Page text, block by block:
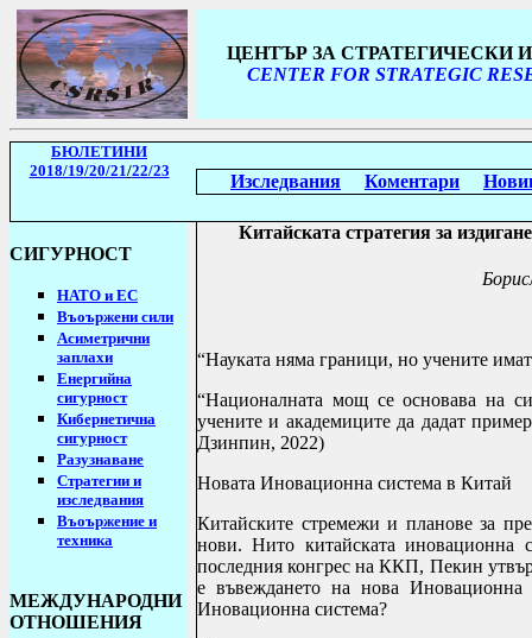
ЦЕНТЪР ЗА
CENTER FOR STRATEGIC
БЮЛЕТИНИ
2018/19/20/21/22/23
Изследвания Коментари
СИГУРНОСТ
НАТО и ЕС
Въоържени сили
Асиметрични
заплахи
Енергийна
сигурност
Кибернетична
сигурност
Разузнаване
Стратегии и
изследвания
Въоържение и
техника
МЕЖДУНАРОДНИ
ОТНОШЕНИЯ
Китайската стратегия за
“Науката няма граници, но учените
“Националната мощ се основава на
учените и академиците да дадат
Дзинпин, 2022)
Новата Иновационна система в Китай
Китайските стремежи и планове за
нови. Нито китайската иновационна
последния конгрес на ККП, Пекин
е въвеждането на нова
Иновационна система?